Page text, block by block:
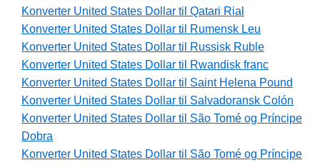
Konverter United States Dollar til Qatari Rial
Konverter United States Dollar til Rumensk Leu
Konverter United States Dollar til Russisk Ruble
Konverter United States Dollar til Rwandisk franc
Konverter United States Dollar til Saint Helena Pound
Konverter United States Dollar til Salvadoransk Colón
Konverter United States Dollar til São Tomé og Príncipe
Dobra
Konverter United States Dollar til São Tomé og Príncipe